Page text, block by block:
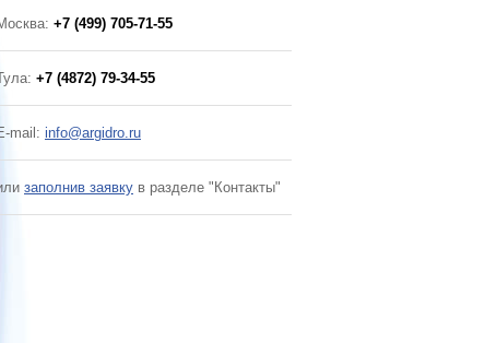
+7 (499) 705-71-55
+7 (4872) 79-34-55
mail: info@argidro.ru
заполнив заявку в разделе "Контакты"